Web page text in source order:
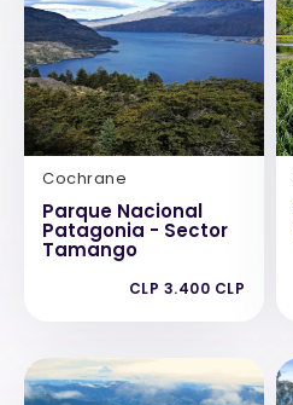
Cochrane
Parque Nacional
Patagonia - Sector
Tamango
CLP 3.400 CLP